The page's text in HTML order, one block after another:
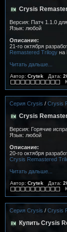
Crysis
Версия: Патч 1.1.0
Язык: любой
Описание:
21-го октября
Remastered Trilogy на
Читать дальше...
Автор: Crytek Дата:
Серия Crysis / Crysis
Crysis
Версия: Горячие
Язык: любой
Описание:
20-го октября
Crysis Remastered
Читать дальше...
Автор: Crytek Дата:
Серия Crysis / Crysis
Купить Crysis